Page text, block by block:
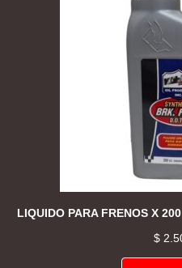
LIQUIDO PARA FRENOS X
$